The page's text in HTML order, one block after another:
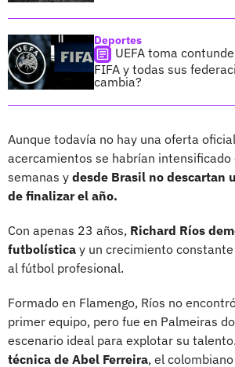
Deportes
UEFA toma
FIFA y todas sus
cambia?
Aunque todavía no hay una oferta
acercamientos se habrían intensificado
semanas y desde Brasil no descartan
de finalizar el año.
Con apenas 23 años, Richard Ríos
futbolística y un crecimiento
al fútbol profesional.
Formado en Flamengo, Ríos no
primer equipo, pero fue en Palmeiras
escenario ideal para explotar su talento.
técnica de Abel Ferreira, el